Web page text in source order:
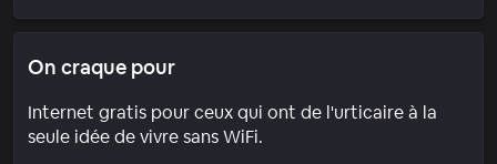
On craque pour
Internet gratis pour ceux qui ont de l'urticaire à la
seule idée de vivre sans WiFi.